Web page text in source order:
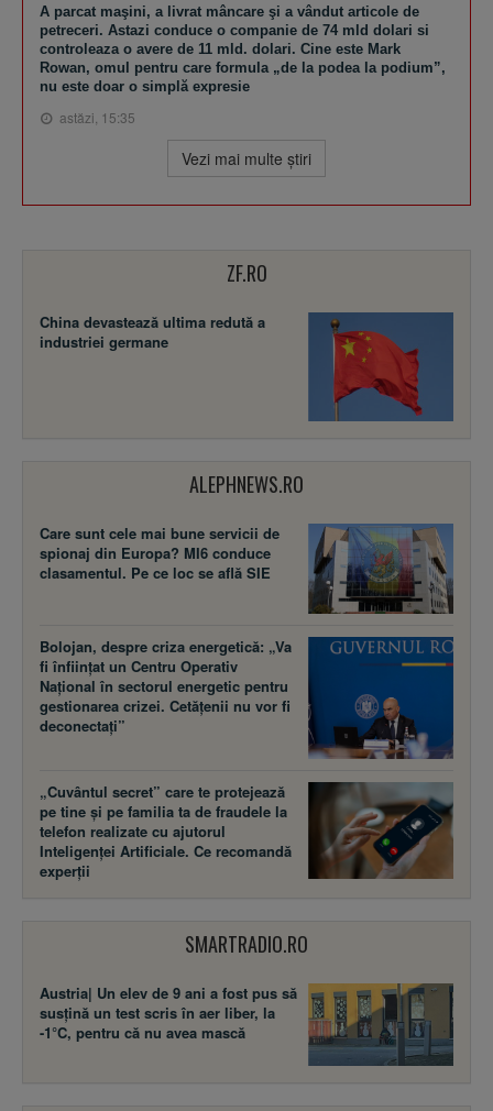
A parcat maşini, a livrat mâncare şi a vândut articole de
petreceri. Astazi conduce o companie de 74 mld dolari si
controleaza o avere de 11 mld. dolari. Cine este Mark
Rowan, omul pentru care formula „de la podea la podium”,
nu este doar o simplă expresie
astăzi, 15:35
Vezi mai multe ştiri
ZF.RO
China devastează ultima redută a
industriei germane
ALEPHNEWS.RO
Care sunt cele mai bune servicii de
spionaj din Europa? MI6 conduce
clasamentul. Pe ce loc se află SIE
Bolojan, despre criza energetică: „Va
fi înființat un Centru Operativ
Național în sectorul energetic pentru
gestionarea crizei. Cetățenii nu vor fi
deconectați”
„Cuvântul secret” care te protejează
pe tine și pe familia ta de fraudele la
telefon realizate cu ajutorul
Inteligenței Artificiale. Ce recomandă
experții
SMARTRADIO.RO
Austria| Un elev de 9 ani a fost pus să
susţină un test scris în aer liber, la
-1°C, pentru că nu avea mască